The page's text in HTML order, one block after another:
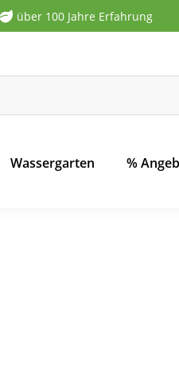
über 100 Jahre Erfahrung
Wassergarten %